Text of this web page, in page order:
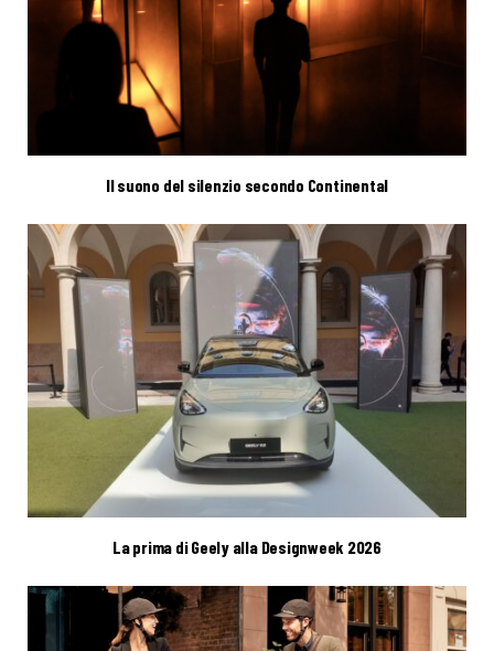
Il suono del silenzio secondo Continental
La prima di Geely alla Designweek 2026